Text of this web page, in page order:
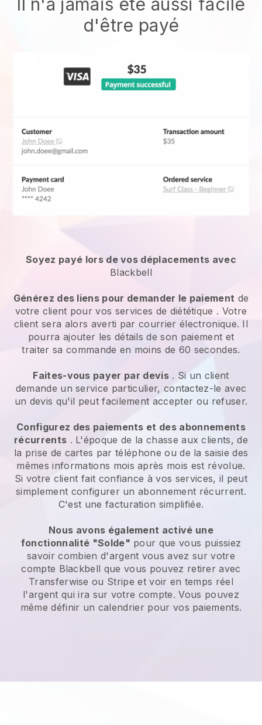
d'être payé
Soyez payé lors de vos déplacements avec
Blackbell
Générez des liens pour demander le paiement de
votre client pour vos services de diététique . Votre
client sera alors averti par courrier électronique. Il
pourra ajouter les détails de son paiement et
traiter sa commande en moins de 60 secondes.
Faites-vous payer par devis. Si un client
demande un service particulier, contactez-le avec
un devis qu'il peut facilement accepter ou refuser.
Configurez des paiements et des abonnements
récurrents . L'époque de la chasse aux clients, de
la prise de cartes par téléphone ou de la saisie des
mêmes informations mois après mois est révolue.
Si votre client fait confiance à vos services, il peut
simplement configurer un abonnement récurrent.
C'est une facturation simplifiée.
Nous avons également activé une
fonctionnalité "Solde" pour que vous puissiez
savoir combien d'argent vous avez sur votre
compte Blackbell que vous pouvez retirer avec
Transferwise ou Stripe et voir en temps réel
l'argent qui ira sur votre compte. Vous pouvez
même définir un calendrier pour vos paiements.